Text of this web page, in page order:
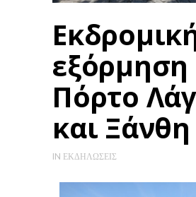
εξόρμηση
Πόρτο
και Ξάνθη
IN ΕΚΔΗΛΏΣΕΙΣ